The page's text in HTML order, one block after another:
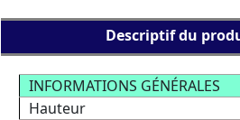
Descriptif du
INFORMATIONS GÉNÉRALES
Hauteur